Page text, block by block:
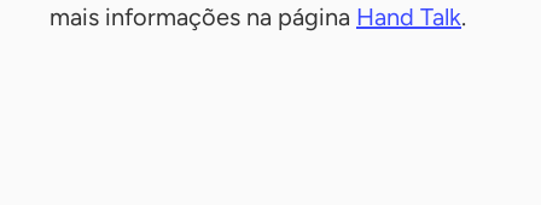
mais informações na página Hand Talk.